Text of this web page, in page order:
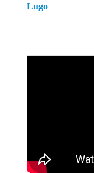
Lugo